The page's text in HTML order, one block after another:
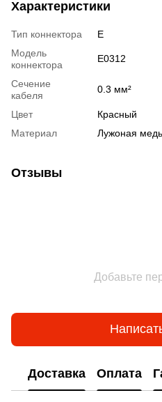
Характеристики
Тип коннектора
E
Модель
коннектора
E0312
Сечение
кабеля
0.3 мм²
Цвет
Красный
Материал
Лужоная медь
Отзывы
Добавьте
Доставка Оплата